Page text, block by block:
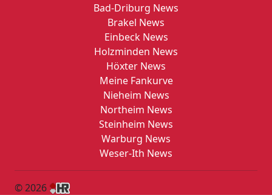
Bad-Driburg News
Brakel News
Einbeck News
Holzminden News
Höxter News
Meine Fankurve
Nieheim News
Northeim News
Steinheim News
Warburg News
Weser-Ith News
© 2026